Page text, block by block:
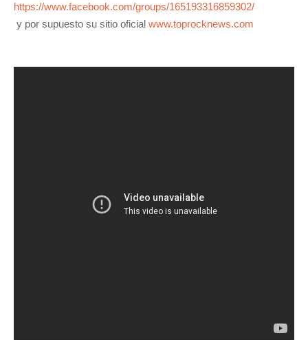
https://www.facebook.com/groups/165193316859302/
y por supuesto su sitio oficial www.toprocknews.com